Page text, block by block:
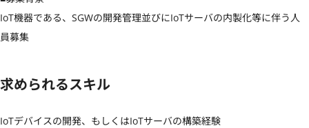
IoT機器である、SGWの開発管理並びにIoTサーバの内製化等に伴う人
員募集
求められるスキル
IoTデバイスの開発、もしくはIoTサーバの構築経験